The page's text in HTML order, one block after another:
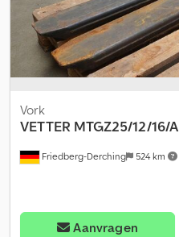
Friedberg-Derching 524 km
Vork
VETTER MTGZ25/12/16/A
Aanvragen